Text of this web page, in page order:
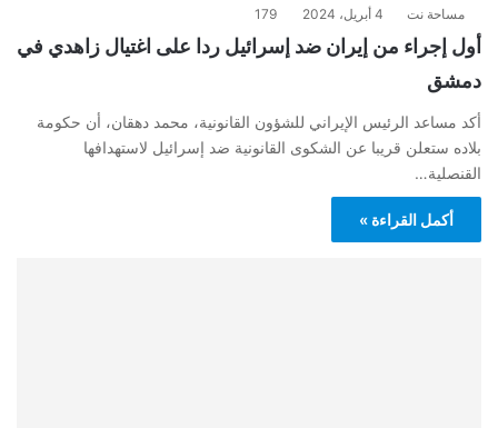
مساحة نت 4 أبريل، 2024 179
أول إجراء من إيران ضد إسرائيل ردا على اغتيال زاهدي في
دمشق
أكد مساعد الرئيس الإيراني للشؤون القانونية، محمد دهقان، أن حكومة
بلاده ستعلن قريبا عن الشكوى القانونية ضد إسرائيل لاستهدافها
القنصلية…
أكمل القراءة »